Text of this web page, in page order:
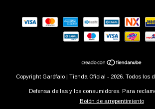
Copyright Garófalo | Tienda Oficial - 2026. Todos los
Defensa de las y los consumidores. Para
Botón de arrepentimiento